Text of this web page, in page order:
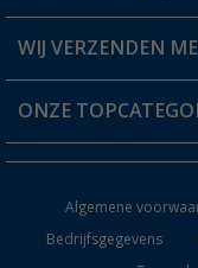
Verlanglijstje
Verzendinformatie
Catalogus
WIJ VERZENDEN
ONZE
Keukenaccessoires
Algemene
Bedrijfsgegevens